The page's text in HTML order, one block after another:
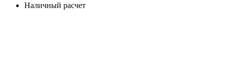
Наличный расчет